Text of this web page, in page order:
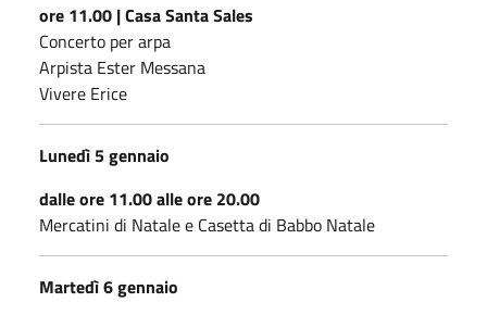
ore 11.00 | Casa Santa Sales
Concerto per arpa
Arpista Ester Messana
Vivere Erice
Lunedì 5 gennaio
dalle ore 11.00 alle ore 20.00
Mercatini di Natale e Casetta di Babbo Natale
Martedì 6 gennaio